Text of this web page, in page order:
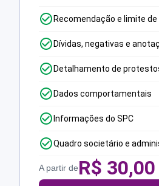
Recomendação e limite
Dívidas, negativas e
Detalhamento de
Dados comportamentais
Informações do SPC
Quadro societário e
A partir deR$ 30,00